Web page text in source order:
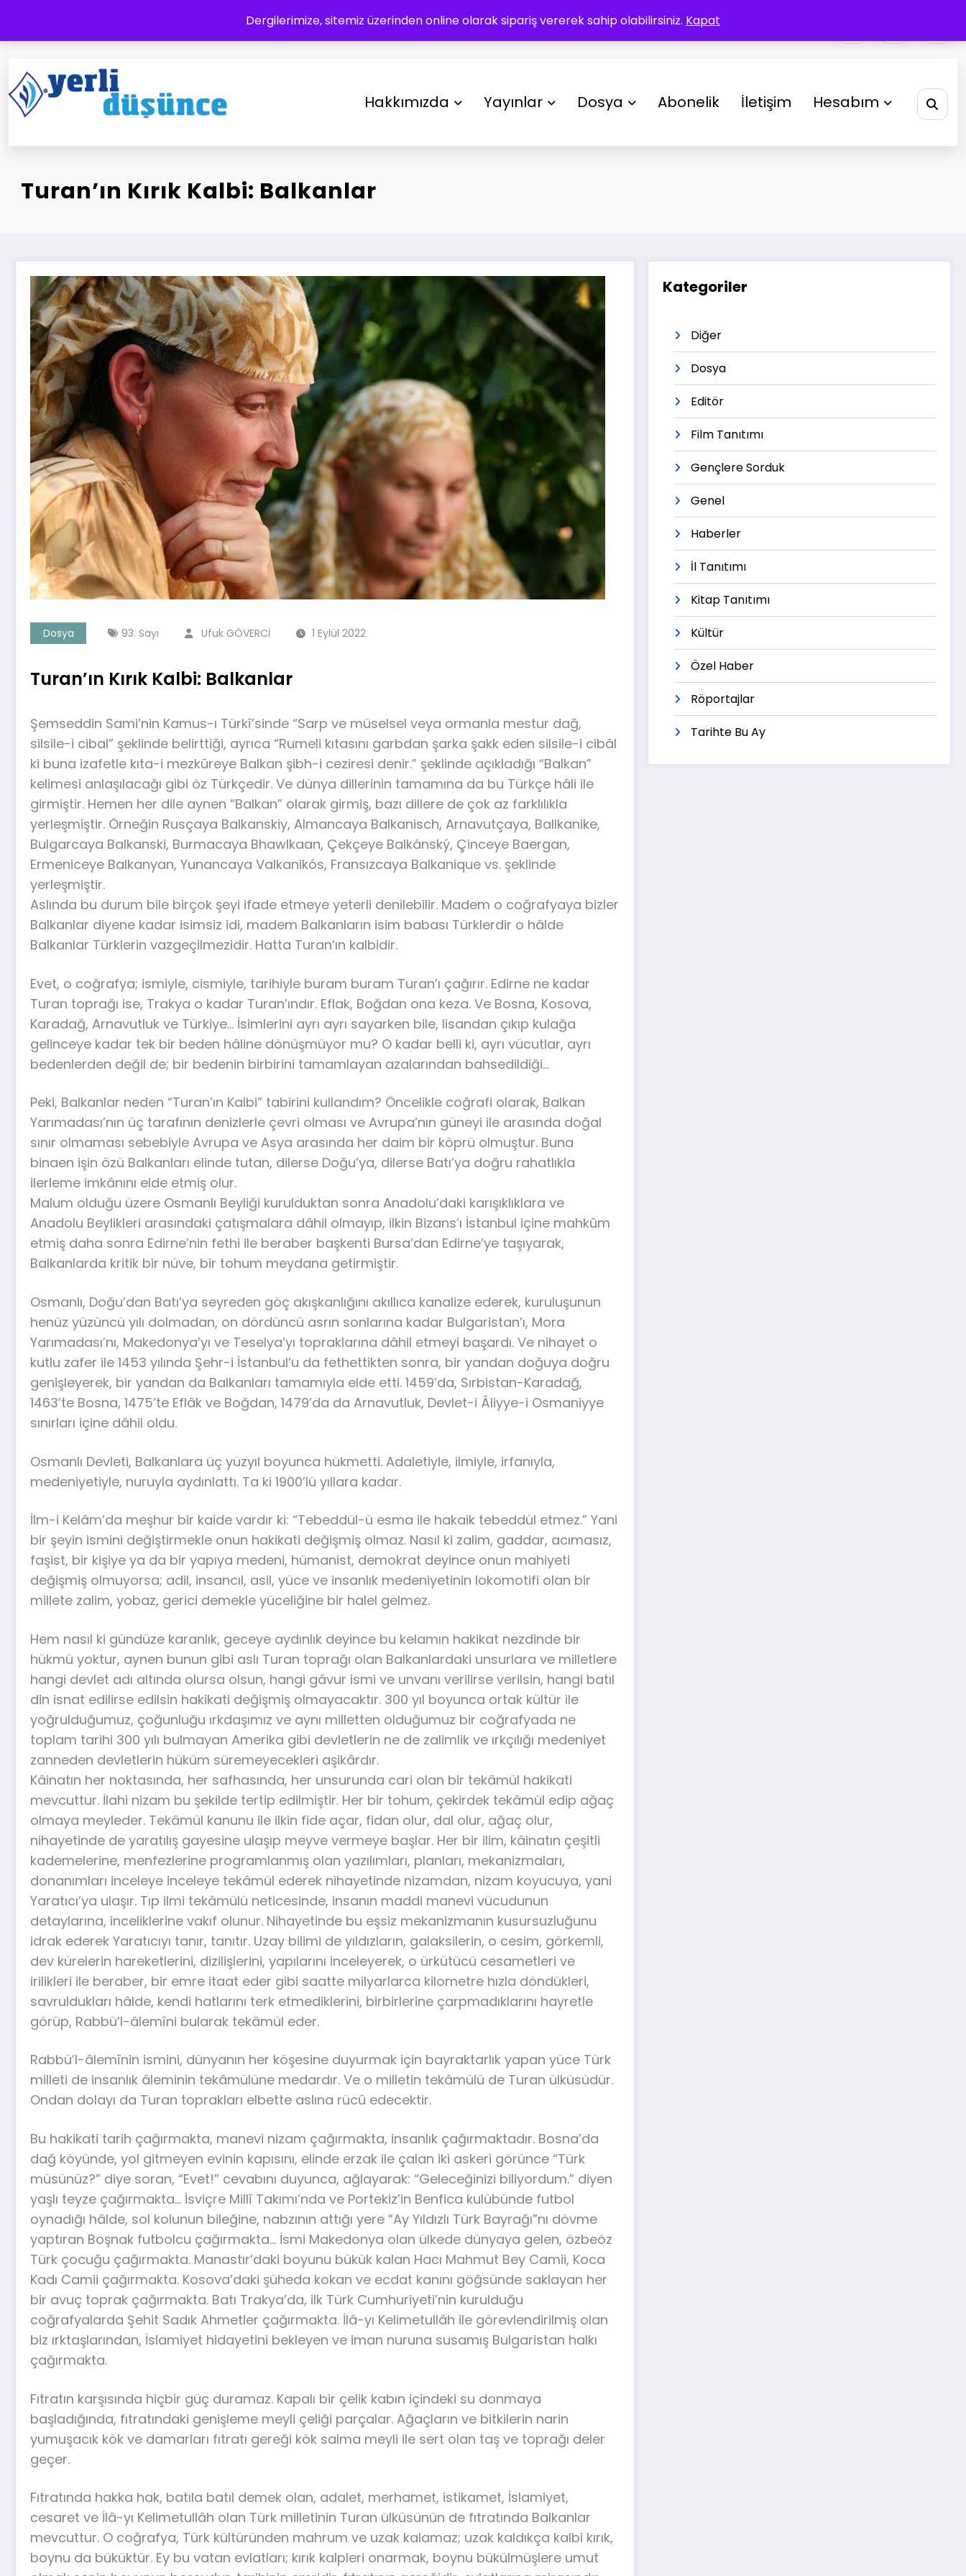
Dergilerimize, sitemiz üzerinden online olarak sipariş vererek sahip olabilirsiniz. Kapat
Yerli Düşünce Dergisi
Hakkımızda Yayınlar Dosya Abonelik İletişim Hesabım
Turan’ın Kırık Kalbi: Balkanlar
Dosya 93. Sayı Ufuk GÖVERCİ 1 Eylül 2022
Turan’ın Kırık Kalbi: Balkanlar
Şemseddin Sami’nin Kamus-ı Türkî’sinde “Sarp ve müselsel veya ormanla mestur dağ,
silsile-i cibal” şeklinde belirttiği, ayrıca “Rumeli kıtasını garbdan şarka şakk eden silsile-i cibâl
ki buna izafetle kıta-i mezkûreye Balkan şibh-i ceziresi denir.” şeklinde açıkladığı “Balkan”
kelimesi anlaşılacağı gibi öz Türkçedir. Ve dünya dillerinin tamamına da bu Türkçe hâli ile
girmiştir. Hemen her dile aynen “Balkan” olarak girmiş, bazı dillere de çok az farklılıkla
yerleşmiştir. Örneğin Rusçaya Balkanskiy, Almancaya Balkanisch, Arnavutçaya, Ballkanike,
Bulgarcaya Balkanski, Burmacaya Bhawlkaan, Çekçeye Balkánský, Çinceye Baergan,
Ermeniceye Balkanyan, Yunancaya Valkanikós, Fransızcaya Balkanique vs. şeklinde
yerleşmiştir.
Aslında bu durum bile birçok şeyi ifade etmeye yeterli denilebilir. Madem o coğrafyaya bizler
Balkanlar diyene kadar isimsiz idi, madem Balkanların isim babası Türklerdir o hâlde
Balkanlar Türklerin vazgeçilmezidir. Hatta Turan’ın kalbidir.
Evet, o coğrafya; ismiyle, cismiyle, tarihiyle buram buram Turan’ı çağırır. Edirne ne kadar
Turan toprağı ise, Trakya o kadar Turan’ındır. Eflak, Boğdan ona keza. Ve Bosna, Kosova,
Karadağ, Arnavutluk ve Türkiye… İsimlerini ayrı ayrı sayarken bile, lisandan çıkıp kulağa
gelinceye kadar tek bir beden hâline dönüşmüyor mu? O kadar belli ki, ayrı vücutlar, ayrı
bedenlerden değil de; bir bedenin birbirini tamamlayan azalarından bahsedildiği…
Peki, Balkanlar neden “Turan’ın Kalbi” tabirini kullandım? Öncelikle coğrafi olarak, Balkan
Yarımadası’nın üç tarafının denizlerle çevri olması ve Avrupa’nın güneyi ile arasında doğal
sınır olmaması sebebiyle Avrupa ve Asya arasında her daim bir köprü olmuştur. Buna
binaen işin özü Balkanları elinde tutan, dilerse Doğu’ya, dilerse Batı’ya doğru rahatlıkla
ilerleme imkânını elde etmiş olur.
Malum olduğu üzere Osmanlı Beyliği kurulduktan sonra Anadolu’daki karışıklıklara ve
Anadolu Beylikleri arasındaki çatışmalara dâhil olmayıp, ilkin Bizans’ı İstanbul içine mahkûm
etmiş daha sonra Edirne’nin fethi ile beraber başkenti Bursa’dan Edirne’ye taşıyarak,
Balkanlarda kritik bir nüve, bir tohum meydana getirmiştir.
Osmanlı, Doğu’dan Batı’ya seyreden göç akışkanlığını akıllıca kanalize ederek, kuruluşunun
henüz yüzüncü yılı dolmadan, on dördüncü asrın sonlarına kadar Bulgaristan’ı, Mora
Yarımadası’nı, Makedonya’yı ve Teselya’yı topraklarına dâhil etmeyi başardı. Ve nihayet o
kutlu zafer ile 1453 yılında Şehr-i İstanbul’u da fethettikten sonra, bir yandan doğuya doğru
genişleyerek, bir yandan da Balkanları tamamıyla elde etti. 1459’da, Sırbistan-Karadağ,
1463’te Bosna, 1475’te Eflâk ve Boğdan, 1479’da da Arnavutluk, Devlet-i Âliyye-i Osmaniyye
sınırları içine dâhil oldu.
Osmanlı Devleti, Balkanlara üç yüzyıl boyunca hükmetti. Adaletiyle, ilmiyle, irfanıyla,
medeniyetiyle, nuruyla aydınlattı. Ta ki 1900’lü yıllara kadar.
İlm-i Kelâm’da meşhur bir kaide vardır ki: “Tebeddül-ü esma ile hakaik tebeddül etmez.” Yani
bir şeyin ismini değiştirmekle onun hakikati değişmiş olmaz. Nasıl ki zalim, gaddar, acımasız,
faşist, bir kişiye ya da bir yapıya medeni, hümanist, demokrat deyince onun mahiyeti
değişmiş olmuyorsa; adil, insancıl, asil, yüce ve insanlık medeniyetinin lokomotifi olan bir
millete zalim, yobaz, gerici demekle yüceliğine bir halel gelmez.
Hem nasıl ki gündüze karanlık, geceye aydınlık deyince bu kelamın hakikat nezdinde bir
hükmü yoktur, aynen bunun gibi aslı Turan toprağı olan Balkanlardaki unsurlara ve milletlere
hangi devlet adı altında olursa olsun, hangi gâvur ismi ve unvanı verilirse verilsin, hangi batıl
din isnat edilirse edilsin hakikati değişmiş olmayacaktır. 300 yıl boyunca ortak kültür ile
yoğrulduğumuz, çoğunluğu ırkdaşımız ve aynı milletten olduğumuz bir coğrafyada ne
toplam tarihi 300 yılı bulmayan Amerika gibi devletlerin ne de zalimlik ve ırkçılığı medeniyet
zanneden devletlerin hüküm süremeyecekleri aşikârdır.
Kâinatın her noktasında, her safhasında, her unsurunda cari olan bir tekâmül hakikati
mevcuttur. İlahi nizam bu şekilde tertip edilmiştir. Her bir tohum, çekirdek tekâmül edip ağaç
olmaya meyleder. Tekâmül kanunu ile ilkin fide açar, fidan olur, dal olur, ağaç olur,
nihayetinde de yaratılış gayesine ulaşıp meyve vermeye başlar. Her bir ilim, kâinatın çeşitli
kademelerine, menfezlerine programlanmış olan yazılımları, planları, mekanizmaları,
donanımları inceleye inceleye tekâmül ederek nihayetinde nizamdan, nizam koyucuya, yani
Yaratıcı’ya ulaşır. Tıp ilmi tekâmülü neticesinde, insanın maddi manevi vücudunun
detaylarına, inceliklerine vakıf olunur. Nihayetinde bu eşsiz mekanizmanın kusursuzluğunu
idrak ederek Yaratıcıyı tanır, tanıtır. Uzay bilimi de yıldızların, galaksilerin, o cesim, görkemli,
dev kürelerin hareketlerini, dizilişlerini, yapılarını inceleyerek, o ürkütücü cesametleri ve
irilikleri ile beraber, bir emre itaat eder gibi saatte milyarlarca kilometre hızla döndükleri,
savruldukları hâlde, kendi hatlarını terk etmediklerini, birbirlerine çarpmadıklarını hayretle
görüp, Rabbü’l-âlemîni bularak tekâmül eder.
Rabbü’l-âlemînin ismini, dünyanın her köşesine duyurmak için bayraktarlık yapan yüce Türk
milleti de insanlık âleminin tekâmülüne medardır. Ve o milletin tekâmülü de Turan ülküsüdür.
Ondan dolayı da Turan toprakları elbette aslına rücû edecektir.
Bu hakikati tarih çağırmakta, manevi nizam çağırmakta, insanlık çağırmaktadır. Bosna’da
dağ köyünde, yol gitmeyen evinin kapısını, elinde erzak ile çalan iki askeri görünce “Türk
müsünüz?” diye soran, “Evet!” cevabını duyunca, ağlayarak: “Geleceğinizi biliyordum.” diyen
yaşlı teyze çağırmakta… İsviçre Millî Takımı’nda ve Portekiz’in Benfica kulübünde futbol
oynadığı hâlde, sol kolunun bileğine, nabzının attığı yere “Ay Yıldızlı Türk Bayrağı”nı dövme
yaptıran Boşnak futbolcu çağırmakta… İsmi Makedonya olan ülkede dünyaya gelen, özbeöz
Türk çocuğu çağırmakta. Manastır’daki boyunu bükük kalan Hacı Mahmut Bey Camii, Koca
Kadı Camii çağırmakta. Kosova’daki şüheda kokan ve ecdat kanını göğsünde saklayan her
bir avuç toprak çağırmakta. Batı Trakya’da, ilk Türk Cumhuriyeti’nin kurulduğu
coğrafyalarda Şehit Sadık Ahmetler çağırmakta. İlâ-yı Kelimetullâh ile görevlendirilmiş olan
biz ırktaşlarından, İslamiyet hidayetini bekleyen ve iman nuruna susamış Bulgaristan halkı
çağırmakta.
Fıtratın karşısında hiçbir güç duramaz. Kapalı bir çelik kabın içindeki su donmaya
başladığında, fıtratındaki genişleme meyli çeliği parçalar. Ağaçların ve bitkilerin narin
yumuşacık kök ve damarları fıtratı gereği kök salma meyli ile sert olan taş ve toprağı deler
geçer.
Fıtratında hakka hak, batıla batıl demek olan, adalet, merhamet, istikamet, İslamiyet,
cesaret ve İlâ-yı Kelimetullâh olan Türk milletinin Turan ülküsünün de fıtratında Balkanlar
mevcuttur. O coğrafya, Türk kültüründen mahrum ve uzak kalamaz; uzak kaldıkça kalbi kırık,
boynu da büküktür. Ey bu vatan evlatları; kırık kalpleri onarmak, boynu bükülmüşlere umut
Kategoriler
Diğer
Dosya
Editör
Film Tanıtımı
Gençlere Sorduk
Genel
Haberler
İl Tanıtımı
Kitap Tanıtımı
Kültür
Özel Haber
Röportajlar
Tarihte Bu Ay